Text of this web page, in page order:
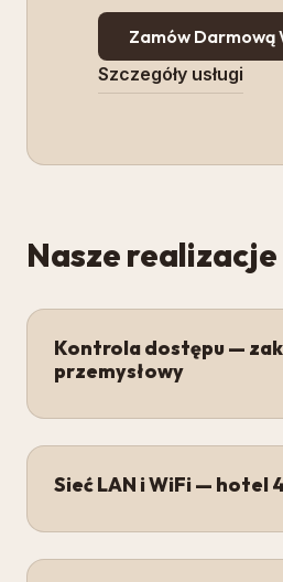
Zamów Darmową
Szczegóły usługi
Nasze realizacje
Kontrola dostępu —
przemysłowy
Sieć LAN i WiFi — hotel